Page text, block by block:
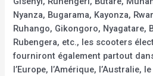
Nyanza, Bugarama, Kayonza,
Ruhango, Gikongoro, Nyagatare,
Rubengera, etc., les scooters
fourniront également partout
l’Europe, l’Amérique, l’Australie,